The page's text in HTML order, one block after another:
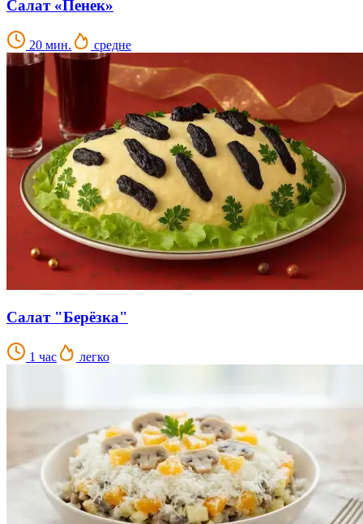
Салат «Пенек»
20 мин. средне
Салат "Берёзка"
1 час легко